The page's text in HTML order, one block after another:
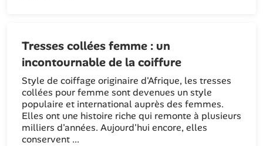
Tresses collées femme : un
incontournable de la coiffure
Style de coiffage originaire d'Afrique, les tresses
collées pour femme sont devenues un style
populaire et international auprès des femmes.
Elles ont une histoire riche qui remonte à plusieurs
milliers d'années. Aujourd'hui encore, elles
conservent ...